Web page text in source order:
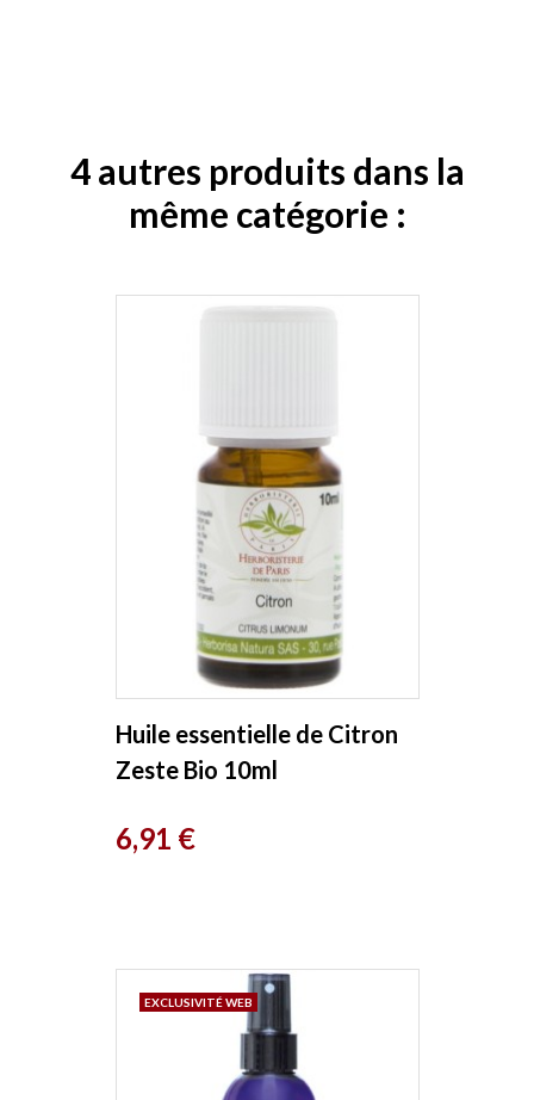
4 autres produits dans la
même catégorie :
Huile essentielle de Citron
Zeste Bio 10ml
Prix
6,91 €
EXCLUSIVITÉ WEB